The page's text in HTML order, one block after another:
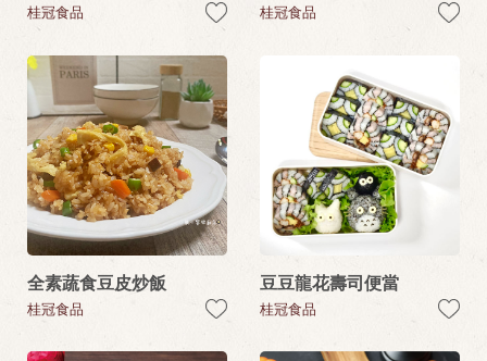
桂冠食品 桂冠食品
全素蔬食豆皮炒飯
桂冠食品
豆豆龍花壽司便當
桂冠食品